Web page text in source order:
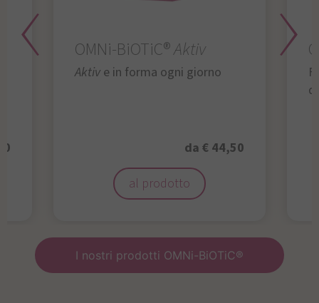
OMNi-BiOTiC®Aktiv
Aktiv e in forma ogni giorno
da € 44,50
al prodotto
I nostri prodotti OMNi-BiOTiC®